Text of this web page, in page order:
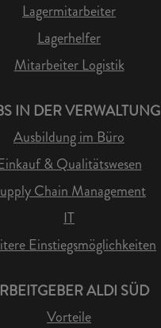
Lagermitarbeiter
Lagerhelfer
Mitarbeiter Logistik
IN DER VERWALTUNG
Ausbildung im Büro
& Qualitätswesen
Chain Management
IT
Einstiegsmöglichkeiten
ALDI SÜD
Vorteile